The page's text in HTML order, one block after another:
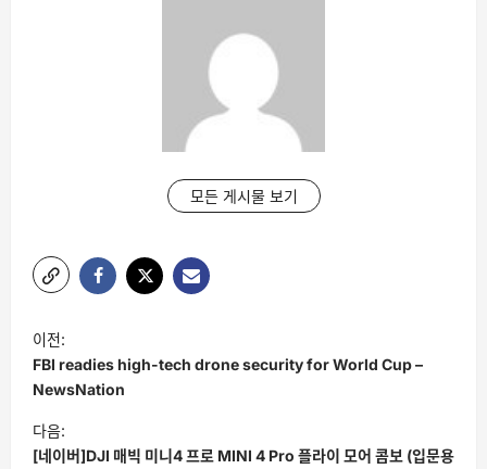
모든 게시물 보기
글
탐
색
이전:
FBI readies high-tech drone security for World Cup –
NewsNation
다음:
[네이버]DJI 매빅 미니4 프로 MINI 4 Pro 플라이 모어 콤보 (입문용